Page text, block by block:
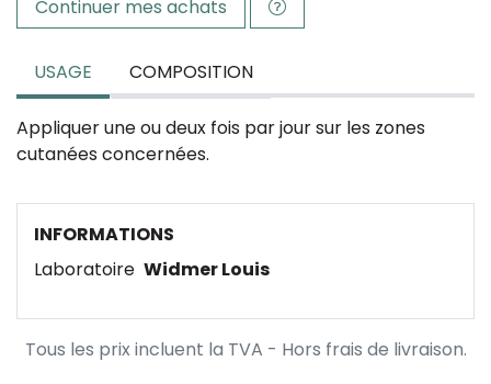
Continuer mes achats
USAGE COMPOSITION
Appliquer une ou deux fois par jour sur les zones
cutanées concernées.
INFORMATIONS
Laboratoire Widmer Louis
Tous les prix incluent la TVA - Hors frais de livraison.